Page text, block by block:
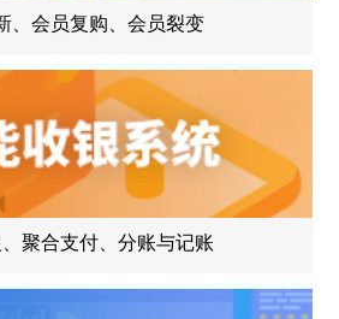
、会员复购、会员裂变
聚合支付、分账与记账